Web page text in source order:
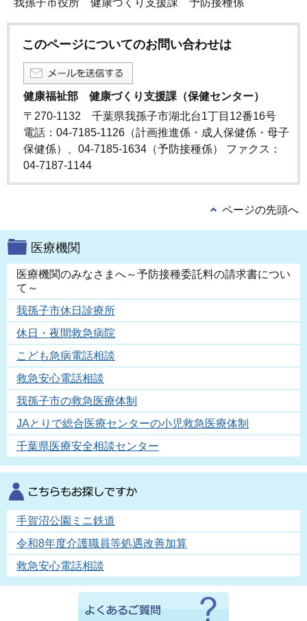
このページについてのお問い合わせは
健康福祉部 健康づくり支援課（保健センター）
〒270-1132 千葉県我孫子市湖北台1丁目12番16号
電話：04-7185-1126（計画推進係・成人保健係・母子
保健係）、04-7185-1634（予防接種係） ファクス：
04-7187-1144
ページの先頭へ
医療機関
医療機関のみなさまへ～予防接種委託料の請求書につい
て～
我孫子市休日診療所
休日・夜間救急病院
こども急病電話相談
救急安心電話相談
我孫子市の救急医療体制
JAとりで総合医療センターの小児救急医療体制
千葉県医療安全相談センター
手賀沼公園ミニ鉄道
令和8年度介護職員等処遇改善加算
救急安心電話相談